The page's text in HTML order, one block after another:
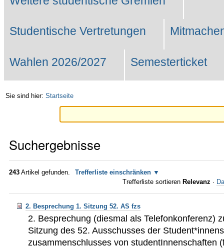
Studentische Vertretungen
Wahlen 2026/2027 Semesterticket
Sie sind hier: Startseite
Suchergebnisse
243 Artikel gefunden.
Trefferliste einschränken
Trefferliste sortieren Relevanz ·
2. Besprechung 1. Sitzung 52. AS fzs
2. Besprechung (diesmal als Telefonkonferenz)
Sitzung des 52. Ausschusses der
zusammenschlusses von studentInnenschaften